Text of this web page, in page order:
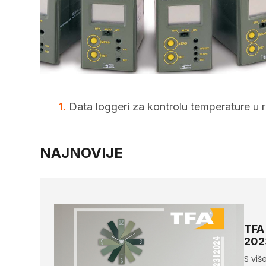
1. Data loggeri za kontrolu temperature u
NAJNOVIJE
S